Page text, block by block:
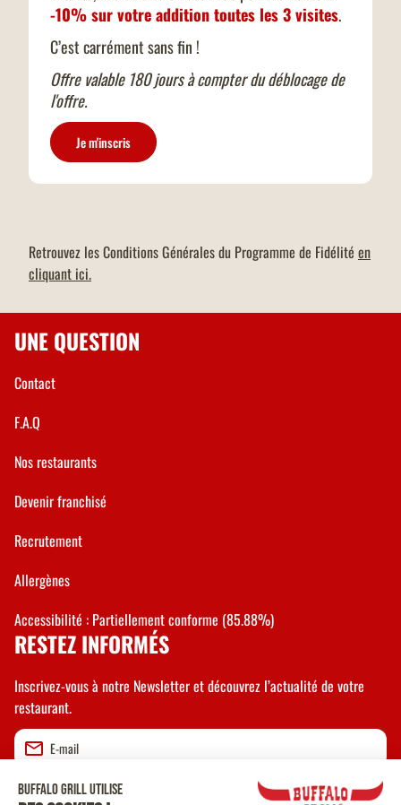
-10% sur votre addition toutes les 3 visites.
C’est carrément sans fin !
Offre valable 180 jours à compter du déblocage de
l'offre.
Je m'inscris
Retrouvez les Conditions Générales du Programme de Fidélité en
cliquant ici.
UNE QUESTION
Contact
F.A.Q
Nos restaurants
Devenir franchisé
Recrutement
Allergènes
Accessibilité : Partiellement conforme (85.88%)
RESTEZ INFORMÉS
Inscrivez-vous à notre Newsletter et découvrez l’actualité de votre
restaurant.
Valider